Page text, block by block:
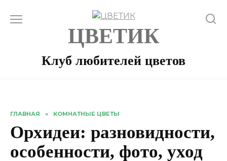
ЦВЕТИК
Клуб любителей цветов
ГЛАВНАЯ » КОМНАТНЫЕ ЦВЕТЫ
Орхидеи: разновидности,
особенности, фото, уход